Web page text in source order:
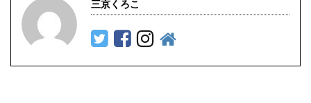
三京くろこ